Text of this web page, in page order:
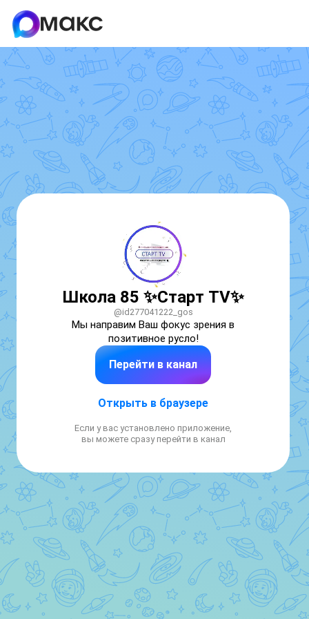
Школа 85 ✨️Старт TV✨️
@id277041222_gos
Мы направим Ваш фокус зрения в
позитивное русло!
Перейти в канал
Открыть в браузере
Если у вас установлено приложение,
вы можете сразу перейти в канал